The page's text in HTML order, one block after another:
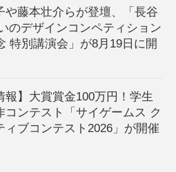
や藤本壮介らが登壇、「長谷
のデザインコンペティション
特別講演会」が8月19日に開
報】大賞賞金100万円！学生
コンテスト「サイゲームス ク
ィブコンテスト2026」が開催